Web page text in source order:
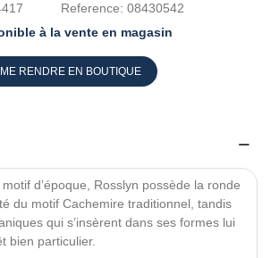
Reference: 08430542
à la vente en magasin
ME RENDRE EN BOUTIQUE
d’époque, Rosslyn possède la ronde
du motif Cachemire traditionnel, tandis
qui s’insèrent dans ses formes lui
bien particulier.